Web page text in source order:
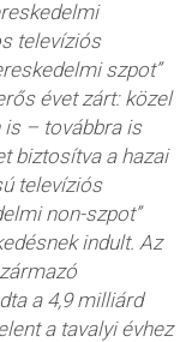
televíziós
szpot”
évet zárt: közel
is – továbbra is
biztosítva a hazai
televíziós
non-szpot”
indult. Az
a 4,9 milliárd
a tavalyi évhez